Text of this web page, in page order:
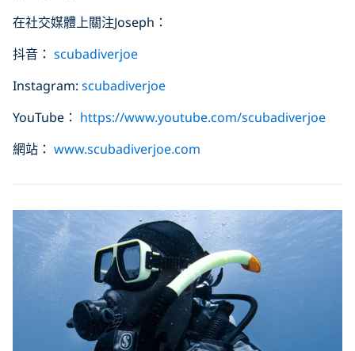
在社交媒體上關注Joseph：
抖音： scubadiverjoe
Instagram: scubadiverjoe
YouTube： https://www.youtube.com/scubadiverjoe
網站： www.scubadiverjoe.com